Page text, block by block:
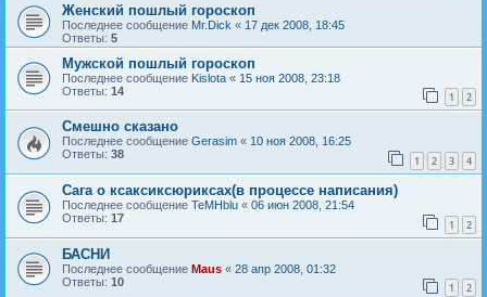
Женский пошлый гороскоп
Последнее сообщение Mr.Dick « 17 дек 2008, 18:45
Ответы: 5
Мужской пошлый гороскоп
Последнее сообщение Kislota « 15 ноя 2008, 23:18
Ответы: 14 1 2
Смешно сказано
Последнее сообщение Gerasim « 10 ноя 2008, 16:25
Ответы: 38 1 2 3 4
Сага о ксаксиксюриксах(в процессе написания)
Последнее сообщение TeMHblu « 06 июн 2008, 21:54
Ответы: 17 1 2
БАСНИ
Последнее сообщение Maus « 28 апр 2008, 01:32
Ответы: 10 1 2